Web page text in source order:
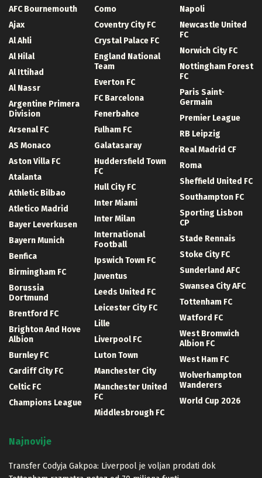
AFC Bournemouth
Ajax
Al Ahli
Al Hilal
Al Ittihad
Al Nassr
Argentine Primera
Division
Arsenal FC
AS Monaco
Aston Villa FC
Atalanta
Athletic Bilbao
Atletico Madrid
Bayer Leverkusen
Bayern Munich
Benfica
Birmingham FC
Borussia
Dortmund
Brentford FC
Brighton And Hove
Albion
Burnley FC
Cardiff City FC
Celtic FC
Champions League
Como
Coventry City FC
Crystal Palace FC
England National
Team
Everton FC
FC Barcelona
Fenerbahce
Fulham FC
Galatasaray
Huddersfield Town
FC
Hull City FC
Inter Miami
Inter Milan
International
Football
Ipswich Town FC
Juventus
Leeds United FC
Leicester City FC
Lille
Liverpool FC
Luton Town
Manchester City
Manchester United
FC
Middlesbrough FC
Napoli
Newcastle United
FC
Norwich City FC
Nottingham Forest
FC
Paris Saint-
Germain
Premier League
RB Leipzig
Real Madrid CF
Roma
Sheffield United FC
Southampton FC
Sporting Lisbon
CP
Stade Rennais
Stoke City FC
Sunderland AFC
Swansea City AFC
Tottenham FC
Watford FC
West Bromwich
Albion FC
West Ham FC
Wolverhampton
Wanderers
World Cup 2026
Najnovije
Transfer Codyja Gakpoa: Liverpool je voljan prodati dok